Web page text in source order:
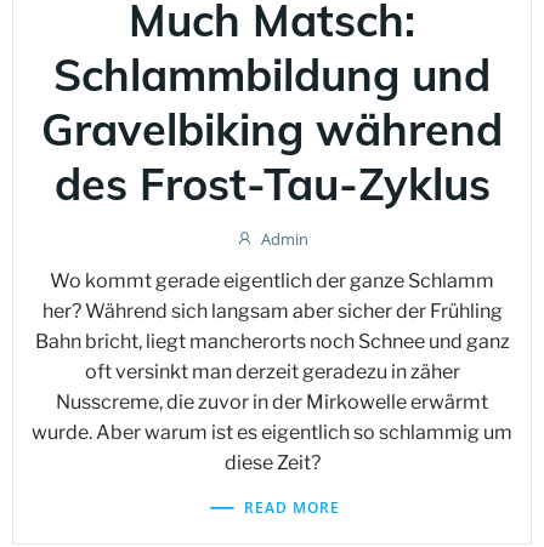
Much Matsch:
Schlammbildung und
Gravelbiking während
des Frost-Tau-Zyklus
Admin
Wo kommt gerade eigentlich der ganze Schlamm
her? Während sich langsam aber sicher der Frühling
Bahn bricht, liegt mancherorts noch Schnee und ganz
oft versinkt man derzeit geradezu in zäher
Nusscreme, die zuvor in der Mirkowelle erwärmt
wurde. Aber warum ist es eigentlich so schlammig um
diese Zeit?
READ MORE